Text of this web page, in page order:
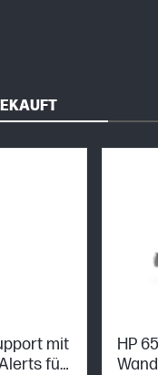
mit
für
HP